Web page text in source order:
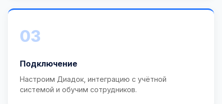
03
Подключение
Настроим Диадок, интеграцию с учётной
системой и обучим сотрудников.